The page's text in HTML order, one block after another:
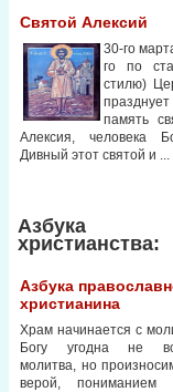
Святой Алексий
30-го
го по
стилю)
празднует
память
Алексия, человека
Дивный этот святой и ...
Азбука
христианства:
Азбука
христианина
Храм начинается с
Богу угодна не
молитва, но
верой,